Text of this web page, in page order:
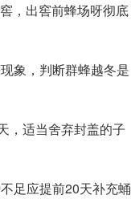
，出窖前蜂场呀彻底
象，判断群蜂越冬是
，适当舍弃封盖的子
足应提前20天补充蛹